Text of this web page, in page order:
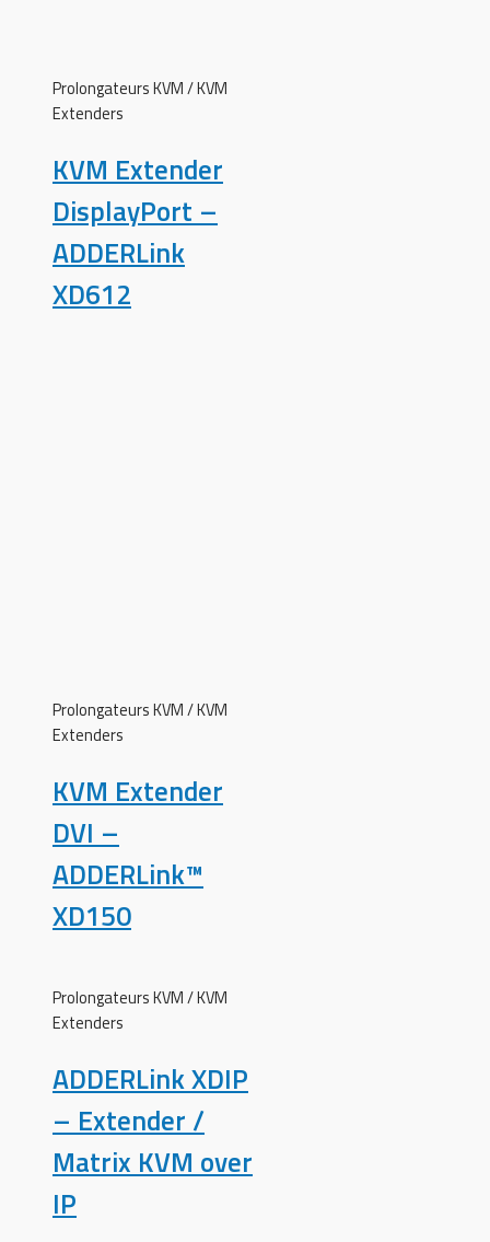
Prolongateurs KVM / KVM
Extenders
KVM Extender
DisplayPort –
ADDERLink
XD612
Prolongateurs KVM / KVM
Extenders
KVM Extender
DVI –
ADDERLink™
XD150
Prolongateurs KVM / KVM
Extenders
ADDERLink XDIP
– Extender /
Matrix KVM over
IP